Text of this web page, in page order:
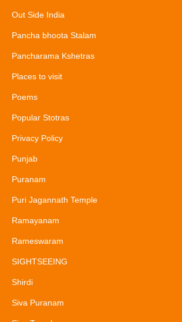
Out Side India
Pancha bhoota Stalam
Pancharama Kshetras
Places to visit
Poems
Popular Stotras
Privacy Policy
Punjab
Puranam
Puri Jagannath Temple
Ramayanam
Rameswaram
SIGHTSEEING
Shirdi
Siva Puranam